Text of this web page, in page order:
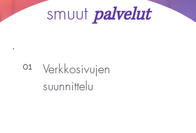
smuut palvelut
01
Verkkosivujen
suunnittelu